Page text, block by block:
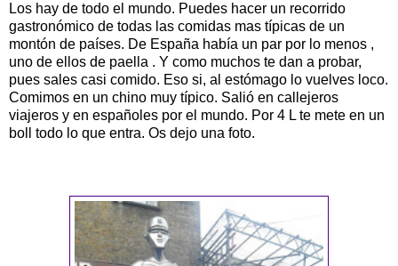
Los hay de todo el mundo. Puedes hacer un recorrido
gastronómico de todas las comidas mas típicas de un
montón de países. De España había un par por lo menos ,
uno de ellos de paella . Y como muchos te dan a probar,
pues sales casi comido. Eso si, al estómago lo vuelves loco.
Comimos en un chino muy típico. Salió en callejeros
viajeros y en españoles por el mundo. Por 4 L te mete en un
boll todo lo que entra. Os dejo una foto.